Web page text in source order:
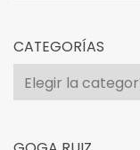
CATEGORÍAS
Categorías